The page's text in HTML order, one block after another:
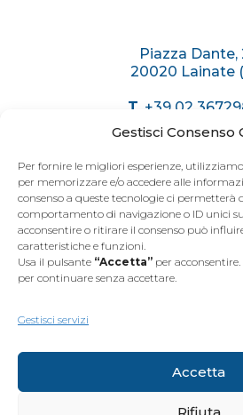
Gestisci Consenso
Per fornire le migliori esperienze,
per memorizzare e/o accedere alle
consenso a queste tecnologie ci permetterà
comportamento di navigazione o ID unici
acconsentire o ritirare il consenso può
caratteristiche e funzioni.
Usa il pulsante “Accetta” per
per continuare senza accettare.
Gestisci servizi
Accetta
Rifiuta
Piazza Dante,
20020 Lainate
T. +39 02
C.
+39 375
ORARI
Dal
dalle 9.00 alle
dalle 15.00 alle